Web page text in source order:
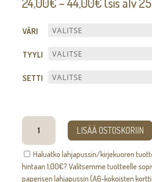
VÄRI
TYYLI
SETTI
Kellon
numerot
määrä
LISÄÄ OSTOSKORIIN
Haluatko lahjapussin/kirjekuoren
hintaan 1,00€? Valitsemme tuotteelle
paperisen lahjapussin (A6-kokoisten